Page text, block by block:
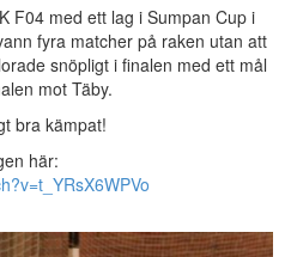
F04 med ett lag i Sumpan Cup i
fyra matcher på raken utan att
snöpligt i finalen med ett mål
mot Täby.
bra kämpat!
här: